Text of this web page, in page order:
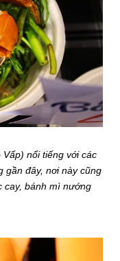
nổi tiếng với các
gần đây, nơi này cũng
cay, bánh mì nướng